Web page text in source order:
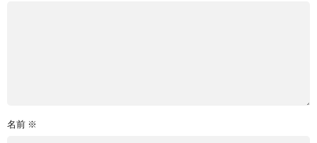
名前 ※